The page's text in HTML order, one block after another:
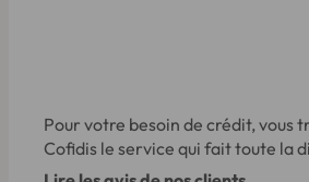
Pour votre besoin de crédit, vous
Cofidis le service qui fait toute la